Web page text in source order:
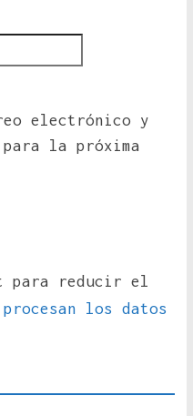
electrónico y
para la próxima
para reducir el
procesan los datos